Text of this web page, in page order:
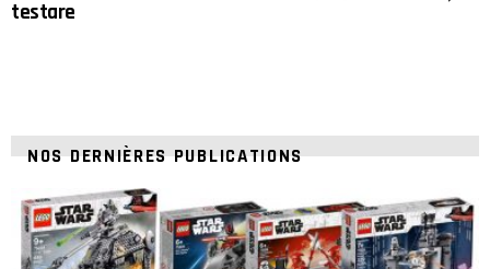
testare
NOS DERNIÈRES PUBLICATIONS